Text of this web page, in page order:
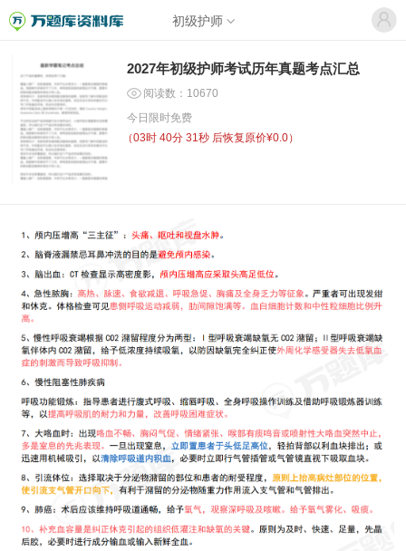
初级护师
2027年初级护师考试历年真题考点汇总
阅读数：10670
今日限时免费
（03时 40分 31秒 后恢复原价¥0.0）